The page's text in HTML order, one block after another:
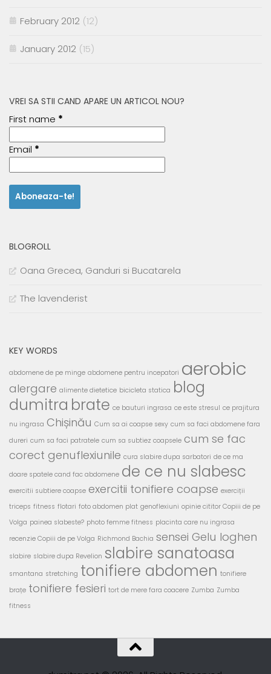
February 2012 (12)
January 2012 (15)
VREI SA STII CAND APARE UN ARTICOL NOU?
First name *
Email *
BLOGROLL
Oana Grecea, Ganduri si Bucatarela
The lavenderist
KEY WORDS
abdomene de pe minge abdomene pentru incepatori aerobic
alergare alimente dietetice bicicleta statica blog
dumitra brate ce bauturi ingrasa ce este stresul ce prajitura
nu ingrasa Chișinău Cum sa ai coapse sexy cum sa faci abdomene fara
dureri cum sa faci patratele cum sa subtiez coapsele cum se fac
corect genuflexiunile cura slabire dupa sarbatori de ce ma
doare spatele cand fac abdomene de ce nu slabesc
exercitii subtiere coapse exercitii tonifiere coapse exerciții
triceps fitness flotari foto abdomen plat genoflexiuni opinie cititor Copiii de pe
Volga painea slabeste? photo femme fitness placinta care nu ingrasa
recenzie Copiii de pe Volga Richmond Bachia sensei Gelu Ioghen
slabire slabire dupa Revelion slabire sanatoasa
smantana stretching tonifiere abdomen tonifiere
brațe tonifiere fesieri tort de mere fara coacere Zumba Zumba
fitness